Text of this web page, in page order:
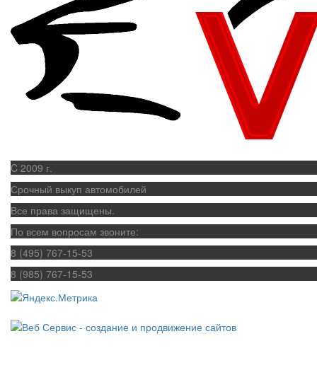
C 2009 г.
Срочный выкуп автомобилей
Все права защищены.
По всем вопросам звоните:
8 (495) 767-15-53
8 (985) 767-15-53